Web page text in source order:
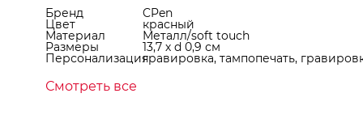
Бренд CPen
Цвет красный
Материал Металл/soft touch
Размеры 13,7 х d 0,9 см
Персонализациягравировка, тампопечать,
Смотреть все